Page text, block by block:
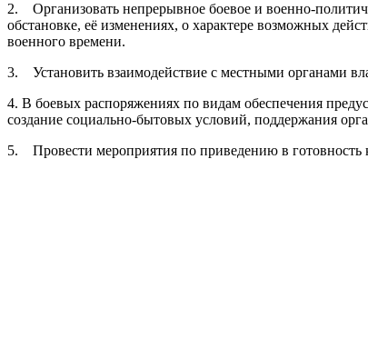
2. Организовать непрерывное боевое и военно-
обстановке, её изменениях, о характере возможных
военного времени.
3. Установить взаимодействие с местными органами
4. В боевых распоряжениях по видам обеспечения
создание социально-бытовых условий, поддержания
5. Провести мероприятия по приведению в готовность